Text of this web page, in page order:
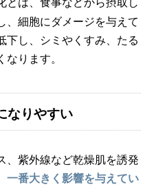
、細胞にダメージを与えて
下し、シミやくすみ、たる
ります。
なりやすい
、紫外線など乾燥肌を誘発
一番大きく影響を与えてい